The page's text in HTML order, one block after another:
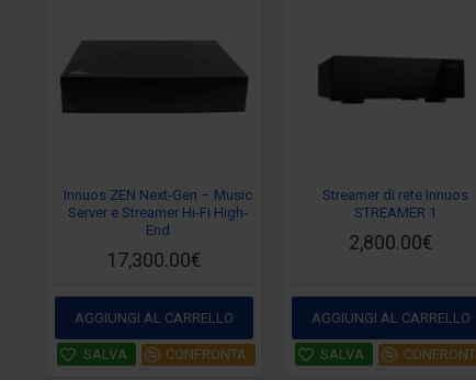
Innuos ZEN Next-Gen – Music
Server e Streamer Hi-Fi High-
End
17,300.00€
AGGIUNGI AL CARRELLO
SALVA CONFRONTA
Streamer di rete Innuos
STREAMER 1
2,800.00€
AGGIUNGI AL CARRELLO
SALVA